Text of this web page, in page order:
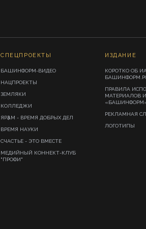
СПЕЦПРОЕКТЫ
БАШИНФОРМ-ВИДЕО
НАЦПРОЕКТЫ
ЗЕМЛЯКИ
КОЛЛЕДЖИ
ЯРҘАМ - ВРЕМЯ ДОБРЫХ ДЕЛ
ВРЕМЯ НАУКИ
СЧАСТЬЕ - ЭТО ВМЕСТЕ
МЕДИЙНЫЙ КОННЕКТ-КЛУБ
"ПРОФИ"
ИЗДАНИЕ
КОРОТКО ОБ ИА
ПРАВИЛА
МАТЕРИАЛОВ
РЕКЛАМНАЯ
ЛОГОТИПЫ